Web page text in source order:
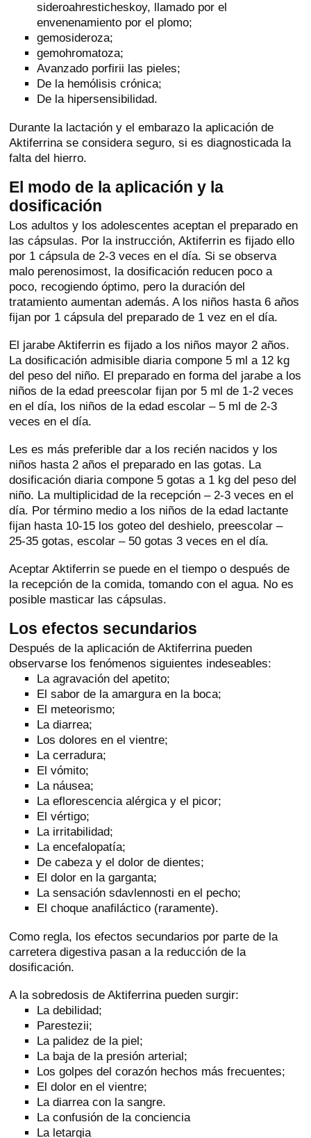
sideroahresticheskoy, llamado por el
envenenamiento por el plomo;
gemosideroza;
gemohromatoza;
Avanzado porfirii las pieles;
De la hemólisis crónica;
De la hipersensibilidad.
Durante la lactación y el embarazo la aplicación de
Aktiferrina se considera seguro, si es diagnosticada la
falta del hierro.
El modo de la aplicación y la
dosificación
Los adultos y los adolescentes aceptan el preparado en
las cápsulas. Por la instrucción, Aktiferrin es fijado ello
por 1 cápsula de 2-3 veces en el día. Si se observa
malo perenosimost, la dosificación reducen poco a
poco, recogiendo óptimo, pero la duración del
tratamiento aumentan además. A los niños hasta 6 años
fijan por 1 cápsula del preparado de 1 vez en el día.
El jarabe Aktiferrin es fijado a los niños mayor 2 años.
La dosificación admisible diaria compone 5 ml a 12 kg
del peso del niño. El preparado en forma del jarabe a los
niños de la edad preescolar fijan por 5 ml de 1-2 veces
en el día, los niños de la edad escolar – 5 ml de 2-3
veces en el día.
Les es más preferible dar a los recién nacidos y los
niños hasta 2 años el preparado en las gotas. La
dosificación diaria compone 5 gotas a 1 kg del peso del
niño. La multiplicidad de la recepción – 2-3 veces en el
día. Por término medio a los niños de la edad lactante
fijan hasta 10-15 los goteo del deshielo, preescolar –
25-35 gotas, escolar – 50 gotas 3 veces en el día.
Aceptar Aktiferrin se puede en el tiempo o después de
la recepción de la comida, tomando con el agua. No es
posible masticar las cápsulas.
Los efectos secundarios
Después de la aplicación de Aktiferrina pueden
observarse los fenómenos siguientes indeseables:
La agravación del apetito;
El sabor de la amargura en la boca;
El meteorismo;
La diarrea;
Los dolores en el vientre;
La cerradura;
El vómito;
La náusea;
La eflorescencia alérgica y el picor;
El vértigo;
La irritabilidad;
La encefalopatía;
De cabeza y el dolor de dientes;
El dolor en la garganta;
La sensación sdavlennosti en el pecho;
El choque anafiláctico (raramente).
Como regla, los efectos secundarios por parte de la
carretera digestiva pasan a la reducción de la
dosificación.
A la sobredosis de Aktiferrina pueden surgir:
La debilidad;
Parestezii;
La palidez de la piel;
La baja de la presión arterial;
Los golpes del corazón hechos más frecuentes;
El dolor en el vientre;
La diarrea con la sangre.
La confusión de la conciencia
La letargia